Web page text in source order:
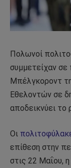
Πολωνοί
συμμετείχαν
Μπέλγκοροντ
Εθελοντών σε
αποδεικνύει το
Οι
επίθεση στην
στις 22 Μαΐου,